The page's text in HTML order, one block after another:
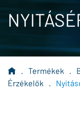
. Termékek .
Érzékelők
.